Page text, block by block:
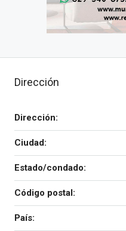
Dirección
Dirección:
Ciudad:
Estado/condado:
Código postal:
País: